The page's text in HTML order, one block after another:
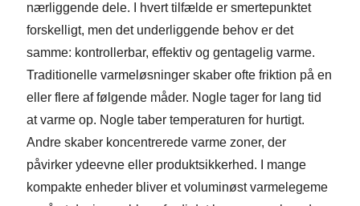
nærliggende dele. I hvert tilfælde er smertepunktet
forskelligt, men det underliggende behov er det
samme: kontrollerbar, effektiv og gentagelig varme.
Traditionelle varmeløsninger skaber ofte friktion på en
eller flere af følgende måder. Nogle tager for lang tid
at varme op. Nogle taber temperaturen for hurtigt.
Andre skaber koncentrerede varme zoner, der
påvirker ydeevne eller produktsikkerhed. I mange
kompakte enheder bliver et voluminøst varmelegeme